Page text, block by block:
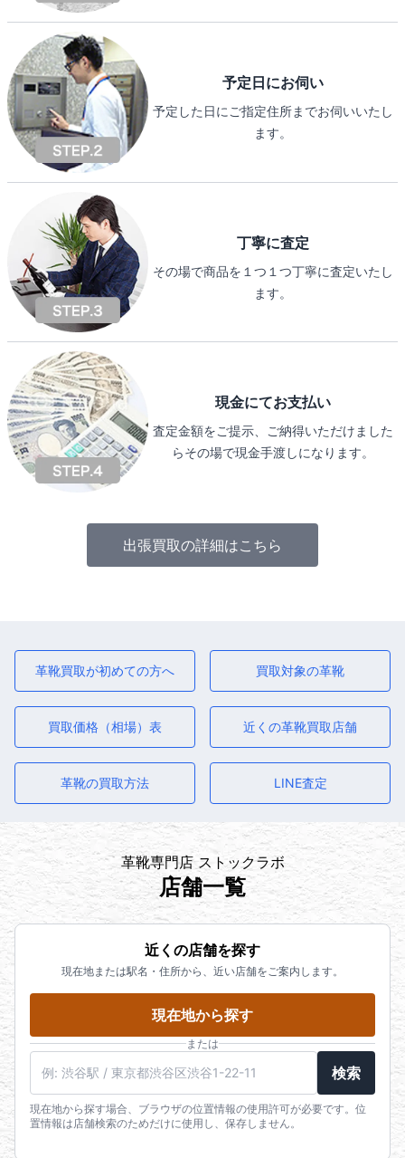
予定日にお伺い
予定した日にご指定住所までお伺いいたし
ます。
丁寧に査定
その場で商品を１つ１つ丁寧に査定いたし
ます。
現金にてお支払い
査定金額をご提示、ご納得いただけました
らその場で現金手渡しになります。
出張買取の詳細はこちら
革靴買取が初めての方へ 買取対象の革靴
買取価格（相場）表 近くの革靴買取店舗
革靴の買取方法 LINE査定
革靴専門店 ストックラボ
店舗一覧
近くの店舗を探す
現在地または駅名・住所から、近い店舗をご案内します。
現在地から探す
または
検索
現在地から探す場合、ブラウザの位置情報の使用許可が必要です。位
置情報は店舗検索のためだけに使用し、保存しません。